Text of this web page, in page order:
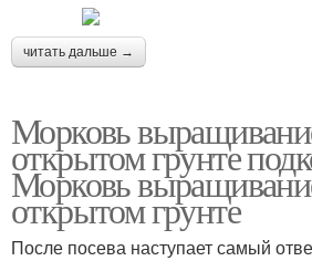
читать дальше →
Морковь
открытом грунте
Морковь
открытом грунте
После посева наступает самый